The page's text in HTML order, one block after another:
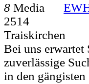
8
2514
Traiskirchen
Bei uns erwartet
zuverlässige
in den